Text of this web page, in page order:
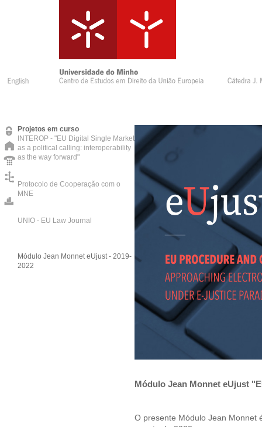
Projetos em curso
INTEROP - "EU Digital Single Market
as a political calling: interoperability
as the way forward"
Protocolo de Cooperação com o
MNE
UNIO - EU Law Journal
Módulo Jean Monnet eUjust - 2019-
2022
Módulo Jean Monnet eUjust
O presente Módulo Jean Monnet